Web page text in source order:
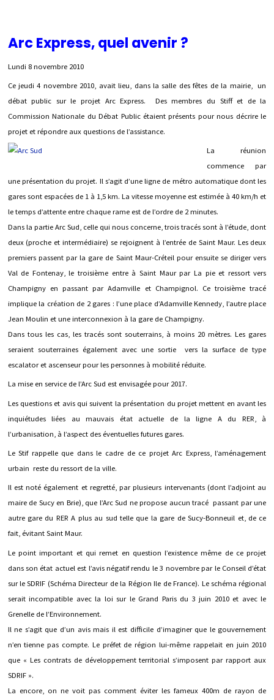
Arc Express, quel avenir ?
Lundi 8 novembre 2010
Ce jeudi 4 novembre 2010, avait lieu, dans la salle des fêtes de la mairie, un
débat public sur le projet Arc Express. Des membres du Stiff et de la
Commission Nationale du Débat Public étaient présents pour nous décrire le
projet et répondre aux questions de l’assistance.
La réunion
commence par
une présentation du projet. Il s’agit d’une ligne de métro automatique dont les
gares sont espacées de 1 à 1,5 km. La vitesse moyenne est estimée à 40 km/h et
le temps d’attente entre chaque rame est de l’ordre de 2 minutes.
Dans la partie Arc Sud, celle qui nous concerne, trois tracés sont à l’étude, dont
deux (proche et intermédiaire) se rejoignent à l’entrée de Saint Maur. Les deux
premiers passent par la gare de Saint Maur-Créteil pour ensuite se diriger vers
Val de Fontenay, le troisième entre à Saint Maur par La pie et ressort vers
Champigny en passant par Adamville et Champignol. Ce troisième tracé
implique la création de 2 gares : l’une place d’Adamville Kennedy, l’autre place
Jean Moulin et une interconnexion à la gare de Champigny.
Dans tous les cas, les tracés sont souterrains, à moins 20 mètres. Les gares
seraient souterraines également avec une sortie vers la surface de type
escalator et ascenseur pour les personnes à mobilité réduite.
La mise en service de l’Arc Sud est envisagée pour 2017.
Les questions et avis qui suivent la présentation du projet mettent en avant les
inquiétudes liées au mauvais état actuelle de la ligne A du RER, à
l’urbanisation, à l’aspect des éventuelles futures gares.
Le Stif rappelle que dans le cadre de ce projet Arc Express, l’aménagement
urbain reste du ressort de la ville.
Il est noté également et regretté, par plusieurs intervenants (dont l’adjoint au
maire de Sucy en Brie), que l’Arc Sud ne propose aucun tracé passant par une
autre gare du RER A plus au sud telle que la gare de Sucy-Bonneuil et, de ce
fait, évitant Saint Maur.
Le point important et qui remet en question l’existence même de ce projet
dans son état actuel est l’avis négatif rendu le 3 novembre par le Conseil d’état
sur le SDRIF (Schéma Directeur de la Région Ile de France). Le schéma régional
serait incompatible avec la loi sur le Grand Paris du 3 juin 2010 et avec le
Grenelle de l’Environnement.
Il ne s’agit que d’un avis mais il est difficile d’imaginer que le gouvernement
n’en tienne pas compte. Le préfet de région lui-même rappelait en juin 2010
que « Les contrats de développement territorial s’imposent par rapport aux
SDRIF ».
La encore, on ne voit pas comment éviter les fameux 400m de rayon de